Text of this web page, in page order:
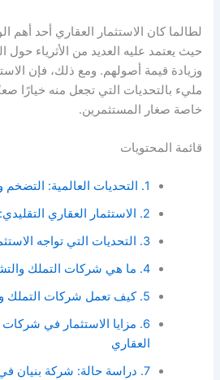
لطالما كان الاستثمار العقاري أحد أهم
حيث يعتمد عليه العديد من الأثرياء حول
وزيادة قيمة أصولهم. ومع ذلك، فإن
مليء بالتحديات التي تجعل منه خيارًا
خاصة صغار المستثمرين.
قائمة المحتويات
1. التحديات العالمية: التضخم وحماية الثروات
2. الاستثمار العقاري التقليدي: فرصة ومخاطرة
3. التحديات التي تواجه الاستثمار العقاري التقليدي
4. ما هي شركات التملك والتشغيل العقاري (REOCs)؟
5. كيف تعمل شركات التملك والتشغيل العقاري؟
6. مزايا الاستثمار في
العقاري
7. دراسة حالة: شركة بنيان في مصر